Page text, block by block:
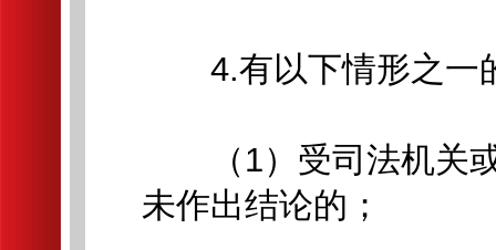
4.有以下情形之一
（1）受司法机关或
未作出结论的；